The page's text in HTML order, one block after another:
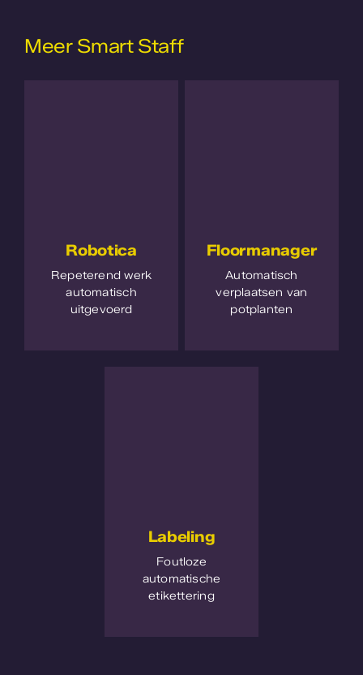
Meer Smart Staff
Robotica
Repeterend werk
automatisch
uitgevoerd
Floormanager
Automatisch
verplaatsen van
potplanten
Labeling
Foutloze
automatische
etikettering